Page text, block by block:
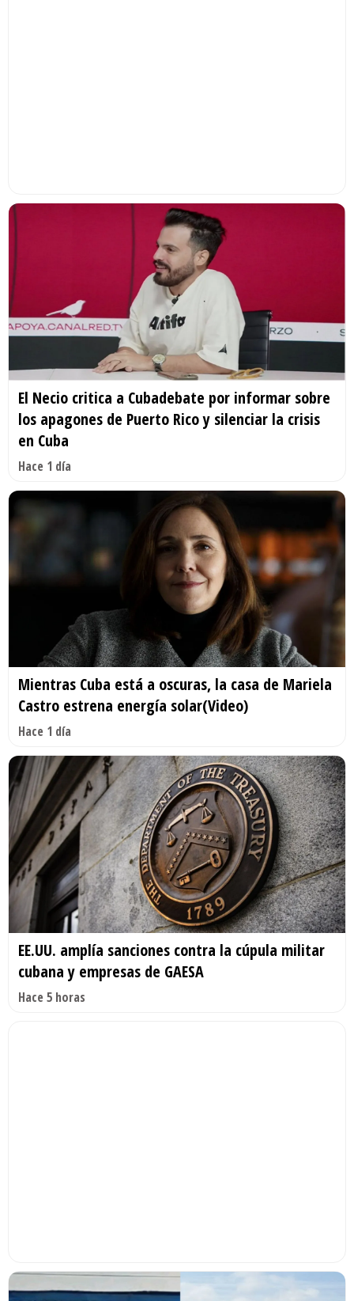
El Necio critica a Cubadebate por informar sobre
los apagones de Puerto Rico y silenciar la crisis
en Cuba
Hace 1 día
Mientras Cuba está a oscuras, la casa de Mariela
Castro estrena energía solar(Video)
Hace 1 día
EE.UU. amplía sanciones contra la cúpula militar
cubana y empresas de GAESA
Hace 5 horas